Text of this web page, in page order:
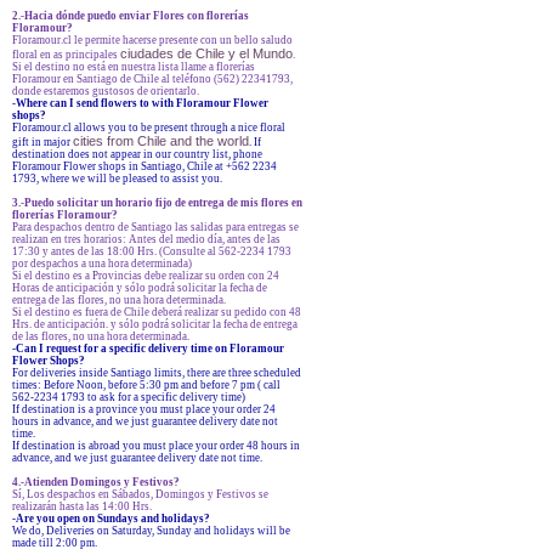
2.-Hacia dónde puedo enviar Flores con florerías
Floramour?
Floramour.cl le permite hacerse presente con un bello saludo
floral en as principales ciudades de Chile y el Mundo.
Si el destino no está en nuestra lista llame a florerías
Floramour en Santiago de Chile al teléfono (562) 22341793,
donde estaremos gustosos de orientarlo.
-Where can I send flowers to with Floramour Flower
shops?
Floramour.cl allows you to be present through a nice floral
gift in major cities from Chile and the world. If
destination does not appear in our country list, phone
Floramour Flower shops in Santiago, Chile at +562 2234
1793, where we will be pleased to assist you.
3.-Puedo solicitar un horario fijo de entrega de mis flores en
florerías Floramour?
Para despachos dentro de Santiago las salidas para entregas se
realizan en tres horarios: Antes del medio día, antes de las
17:30 y antes de las 18:00 Hrs. (Consulte al 562-2234 1793
por despachos a una hora determinada)
Si el destino es a Provincias debe realizar su orden con 24
Horas de anticipación y sólo podrá solicitar la fecha de
entrega de las flores, no una hora determinada.
Si el destino es fuera de Chile deberá realizar su pedido con 48
Hrs. de anticipación. y sólo podrá solicitar la fecha de entrega
de las flores, no una hora determinada.
-Can I request for a specific delivery time on Floramour
Flower Shops?
For deliveries inside Santiago limits, there are three scheduled
times: Before Noon, before 5:30 pm and before 7 pm ( call
562-2234 1793 to ask for a specific delivery time)
If destination is a province you must place your order 24
hours in advance, and we just guarantee delivery date not
time.
If destination is abroad you must place your order 48 hours in
advance, and we just guarantee delivery date not time.
4.-Atienden Domingos y Festivos?
Sí, Los despachos en Sábados, Domingos y Festivos se
realizarán hasta las 14:00 Hrs.
-Are you open on Sundays and holidays?
We do, Deliveries on Saturday, Sunday and holidays will be
made till 2:00 pm.